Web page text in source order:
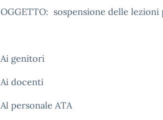
OGGETTO: sospensione delle
Ai genitori
Ai docenti
Al personale ATA